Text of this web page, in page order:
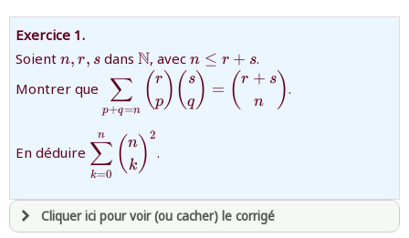
Exercice 1.
Soient {n,r,s}
n, r, sdans \mathbb{N}
N, avec {n\le
r+s}
n ≤ r + s.
Montrer que
\displaystyle\sum_{p+q=n}\dbinom
rp\dbinom sq=\dbinom {r+s}n}
p+q=n
∑ (p
r )( q
s ) = ( n
r + s ).
En déduire
{\displaystyle\sum_{k=0}^{n}\dbinom{n}
{k}^2}
k=0
∑
n (k
n ) 2
.
Cliquer ici pour voir (ou cacher) le corrigé